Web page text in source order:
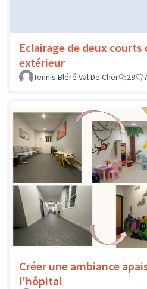
Eclairage de deux courts
extérieur
Tennis Bléré Val De Cher
29
Créer une ambiance
l'hôpital